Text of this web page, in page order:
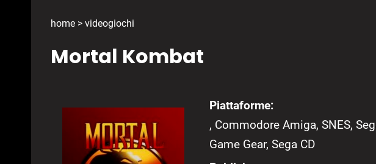
home > videogiochi
Mortal Kombat
Piattaforme:
, Commodore Amiga, SNES,
Game Gear, Sega CD